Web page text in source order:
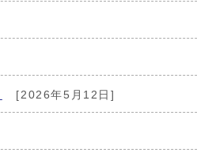
[2026年5月12日]